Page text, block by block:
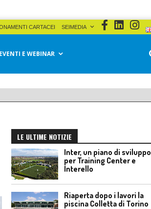
CARTACEI SEIMEDIA
EVENTI E WEBINAR
LE ULTIME NOTIZIE
Inter, un piano di sviluppo
per Training Center e
Interello
Riaperta dopo i lavori la
piscina Colletta di Torino